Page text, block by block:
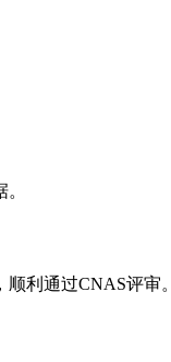
利通过CNAS评审。